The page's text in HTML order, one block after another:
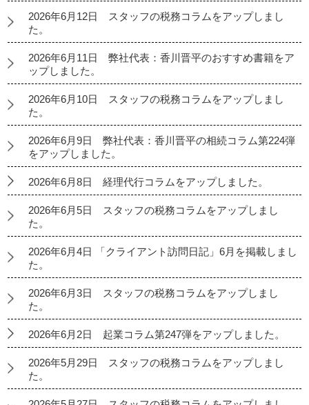
2026年6月12日 スタッフの税務コラムをアップしまし
た。
2026年6月11日 弊社代表：香川晋平のおすすめ書籍をア
ップしました。
2026年6月10日 スタッフの税務コラムをアップしまし
た。
2026年6月9日 弊社代表：香川晋平の相続コラム第224弾
をアップしました。
2026年6月8日 経理代行コラムをアップしました。
2026年6月5日 スタッフの税務コラムをアップしまし
た。
2026年6月4日 「クライアント訪問日記」6月を掲載しまし
た。
2026年6月3日 スタッフの税務コラムをアップしまし
た。
2026年6月2日 起業コラム第247弾をアップしました。
2026年5月29日 スタッフの税務コラムをアップしまし
た。